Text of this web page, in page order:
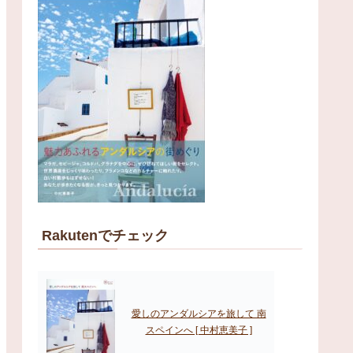
Rakutenでチェック
愛しのアンダルシアを旅して 南
スペインへ [ 中村恵美子 ]